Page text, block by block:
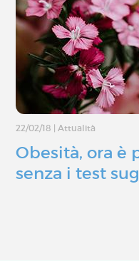
22/02/18 Attualità
Obesità, ora è
senza i test